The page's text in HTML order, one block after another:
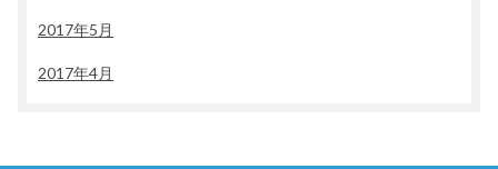
2017年5月
2017年4月